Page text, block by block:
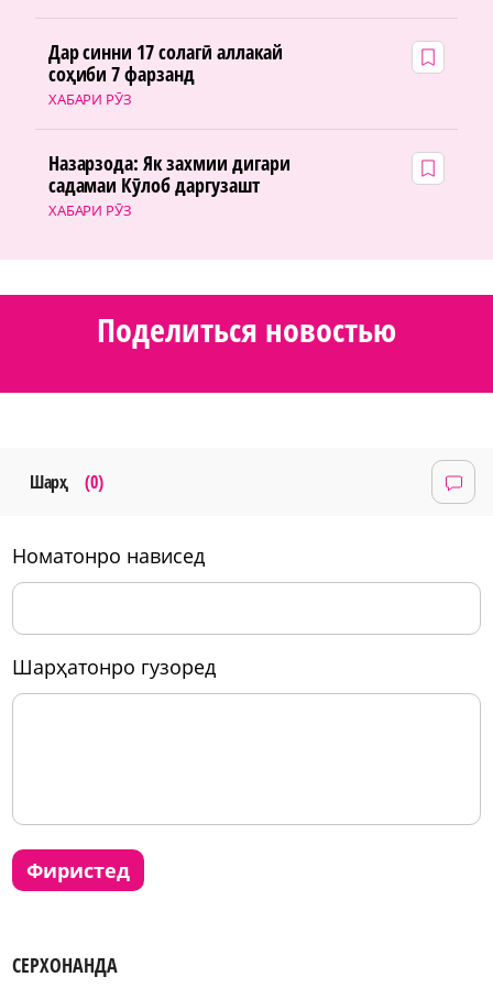
ХАБАРИ РӮЗ
Дар синни 17 солагӣ аллакай
соҳиби 7 фарзанд
ХАБАРИ РӮЗ
Назарзода: Як захмии дигари
садамаи Кӯлоб даргузашт
Поделиться новостью
Шарҳ (0)
номатонро нависед
шарҳатонро гузоред
фиристед
СЕРХОНАНДА